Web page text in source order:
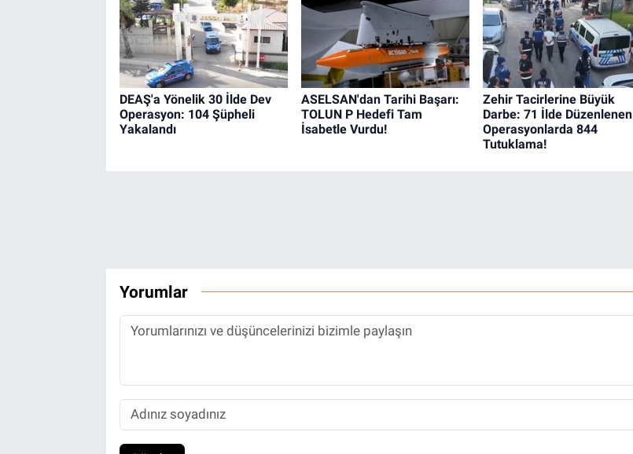
DEAŞ'a Yönelik 30 İlde Dev
Operasyon: 104 Şüpheli
Yakalandı
ASELSAN'dan Tarihi Başarı:
TOLUN P Hedefi Tam
İsabetle Vurdu!
Zehir Tacirlerine Büyük
Darbe: 71 İlde Düzenlenen
Operasyonlarda 844
Tutuklama!
Yorumlar